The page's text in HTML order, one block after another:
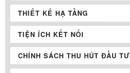
THIẾT KẾ HẠ TẦNG
TIỆN ÍCH KẾT NỐI
CHÍNH SÁCH THU HÚT ĐẦU TƯ